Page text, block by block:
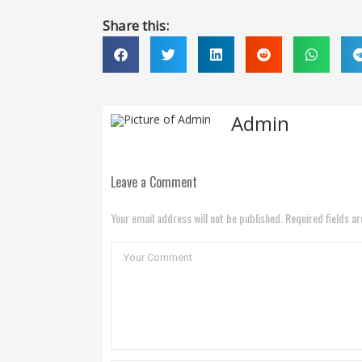
Share this:
Admin
Leave a Comment
Your email address will not be published. Required fields